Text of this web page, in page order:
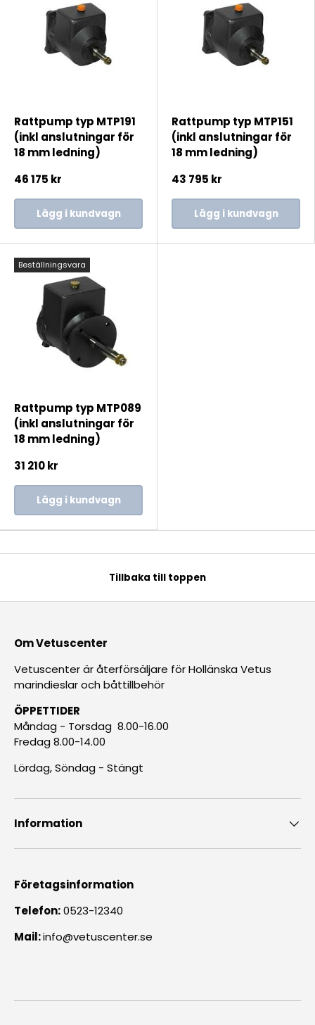
Rattpump typ MTP191
(inkl anslutningar för
18 mm ledning)
46 175 kr
Lägg i kundvagn
Rattpump typ MTP151
(inkl anslutningar för
18 mm ledning)
43 795 kr
Lägg i kundvagn
Beställningsvara
Rattpump typ MTP089
(inkl anslutningar för
18 mm ledning)
31 210 kr
Lägg i kundvagn
Tillbaka till toppen
Om Vetuscenter
Vetuscenter är återförsäljare för Hollänska Vetus
marindieslar och båttillbehör
ÖPPETTIDER
Måndag - Torsdag 8.00-16.00
Fredag 8.00-14.00
Lördag, Söndag - Stängt
Information
Företagsinformation
Telefon:0523-12340
Mail:info@vetuscenter.se